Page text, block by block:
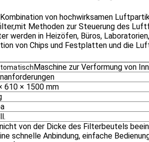
von hochwirksamen
Methoden zur Steuerung des
werden in Heizöfen, Büros,
von Chips und Festplatten und die
Maschine zur Verformung von
610 × 1500 mm
von der Dicke des Filterbeutels
schnelle Anbindung, einfache